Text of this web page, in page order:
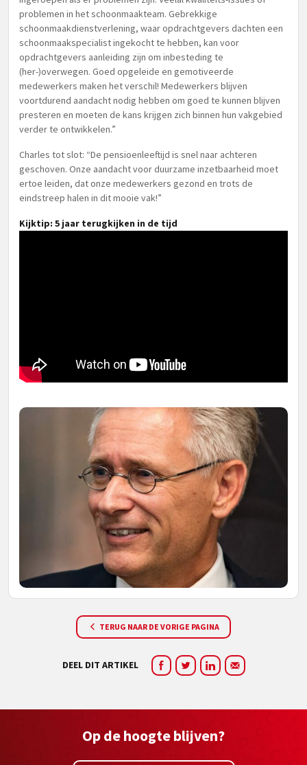
problemen in het schoonmaakteam. Gebrekkige
schoonmaakdienstverlening, waar opdrachtgevers dachten een
schoonmaakspecialist ingekocht te hebben, kan voor
opdrachtgevers aanleiding zijn om inbesteding te
(her-)overwegen. Goed opgeleide en gemotiveerde
medewerkers maken het verschil! Medewerkers blijven
voortdurend aandacht nodig hebben om goed te kunnen blijven
presteren en moeten de kans krijgen zich binnen hun vakgebied
verder te ontwikkelen.”
Charles tot slot: “De pensioenleeftijd is snel naar achteren
geschoven. Onze aandacht voor duurzame inzetbaarheid moet
ertoe leiden, dat onze medewerkers gezond en trots de
eindstreep halen in dit mooie vak!”
Kijktip: 5 jaar terugkijken in de tijd
TERUG NAAR DE VORIGE PAGINA
DEEL DIT ARTIKEL
Op de hoogte blijven?